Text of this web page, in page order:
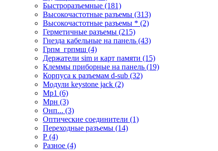
Быстроразъемные (181)
Высокочастотные разъемы (313)
Высокочастотные разъемы * (2)
Герметичные разъемы (215)
Гнезда кабельные на панель (43)
Грпм_грпмш (4)
Держатели sim и карт памяти (15)
Клеммы приборные на панель (19)
Корпуса к разъемам d-sub (32)
Модули keystone jack (2)
Мр1 (6)
Мрн (3)
Онп... (3)
Оптические соединители (1)
Переходные разъемы (14)
Р (4)
Разное (4)